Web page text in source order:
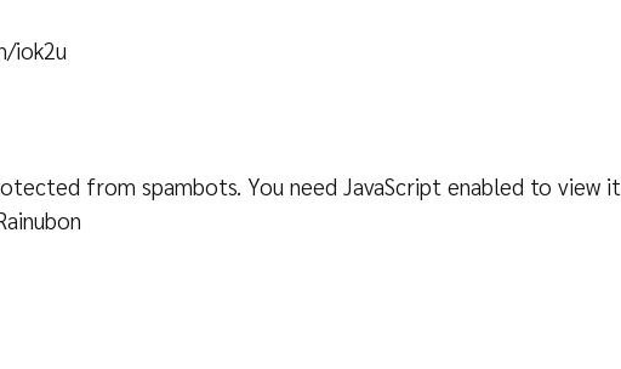
iok2u
from spambots. You need JavaScript enabled to view it.
ผิดชอบดูแลแทน (Business Process Outsourcing : BPO)
ปทาน (Supply Chain Flow)